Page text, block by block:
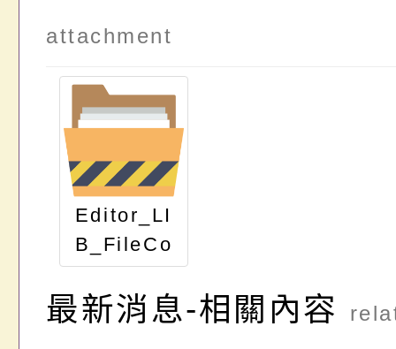
attachment
Editor_LI
B_FileCo
ntent
最新消息-相關內容